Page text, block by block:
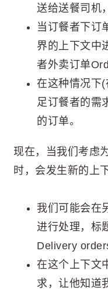
送给送餐司机
当订餐者下订
界的上下文中
者外卖订单
在这种情况下
足订餐者的需
的订单。
现在，当我们考虑
时，会发生新的上
我们可能会在
进行处理，标
Delivery
在这个上下文
求，让他知道